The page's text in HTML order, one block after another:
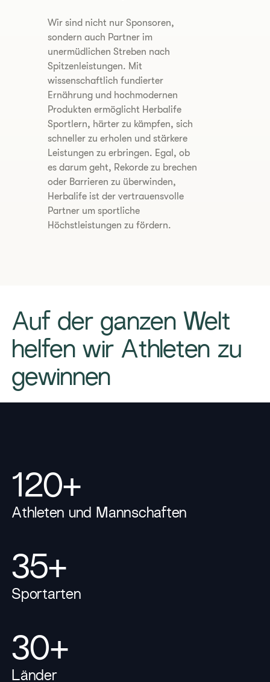
Wir sind nicht nur Sponsoren,
sondern auch Partner im
unermüdlichen Streben nach
Spitzenleistungen. Mit
wissenschaftlich fundierter
Ernährung und hochmodernen
Produkten ermöglicht Herbalife
Sportlern, härter zu kämpfen, sich
schneller zu erholen und stärkere
Leistungen zu erbringen. Egal, ob
es darum geht, Rekorde zu brechen
oder Barrieren zu überwinden,
Herbalife ist der vertrauensvolle
Partner um sportliche
Höchstleistungen zu fördern.
​Auf der ganzen Welt
helfen wir Athleten zu
gewinnen
120+
Athleten und Mannschaften
35+
Sportarten
30+
Länder